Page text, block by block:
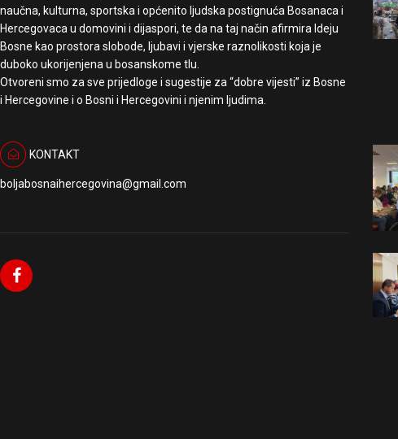
naučna, kulturna, sportska i općenito ljudska postignuća Bosanaca i
Hercegovaca u domovini i dijaspori, te da na taj način afirmira Ideju
Bosne kao prostora slobode, ljubavi i vjerske raznolikosti koja je
duboko ukorijenjena u bosanskome tlu.
Otvoreni smo za sve prijedloge i sugestije za “dobre vijesti” iz Bosne
i Hercegovine i o Bosni i Hercegovini i njenim ljudima.
KONTAKT
boljabosnaihercegovina@gmail.com